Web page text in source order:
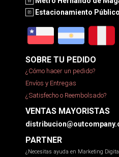
Estacionamiento Público
SOBRE TU PEDIDO
¿Cómo hacer un pedido?
Envíos y Entregas
¿Satisfecho o Reembolsado?
VENTAS MAYORISTAS
PARTNER
¿Necesitas ayuda en Marketing